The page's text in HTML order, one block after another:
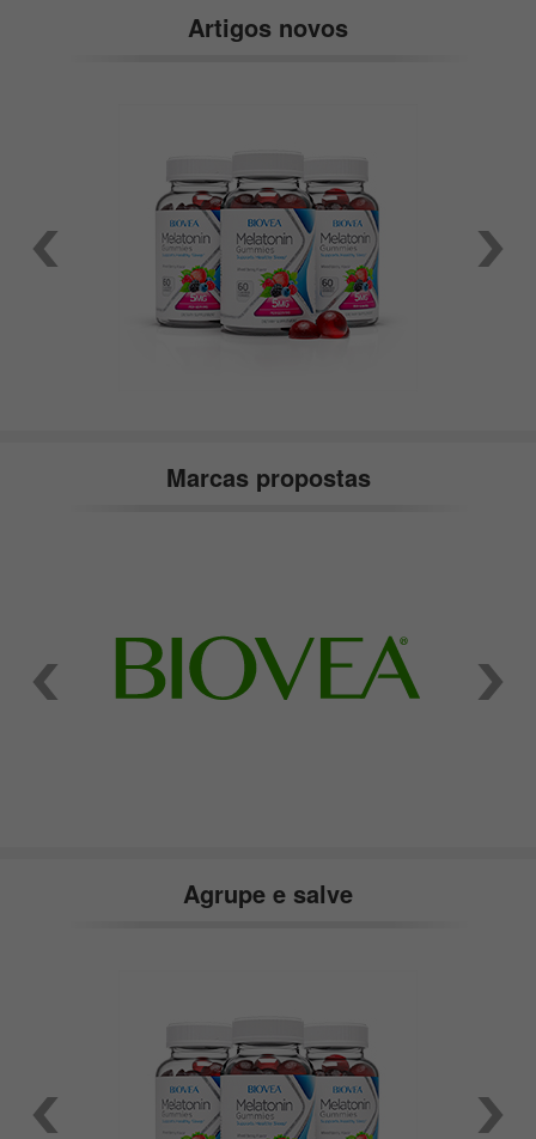
Artigos novos
Marcas propostas
Agrupe e salve